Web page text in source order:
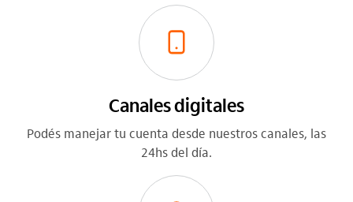
Canales digitales
Podés manejar tu cuenta desde nuestros canales, las
24hs del día.